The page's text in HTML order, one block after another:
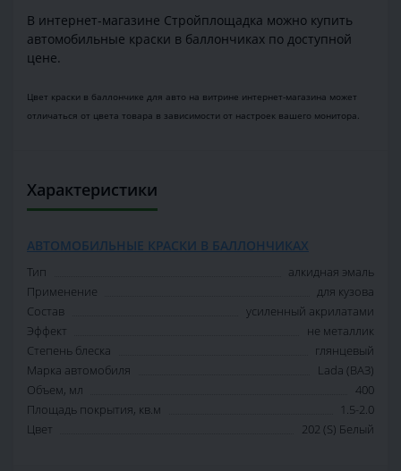
В интернет-магазине Стройплощадка можно купить
автомобильные краски в баллончиках по доступной
цене.
Цвет краски в баллончике для авто на витрине интернет-магазина может
отличаться от цвета товара в зависимости от настроек вашего монитора.
Характеристики
АВТОМОБИЛЬНЫЕ КРАСКИ В БАЛЛОНЧИКАХ
Тип
алкидная эмаль
Применение
для кузова
Состав
усиленный акрилатами
Эффект
не металлик
Степень блеска
глянцевый
Марка автомобиля
Lada (ВАЗ)
Объем, мл
400
Площадь покрытия, кв.м
1.5-2.0
Цвет
202 (S) Белый